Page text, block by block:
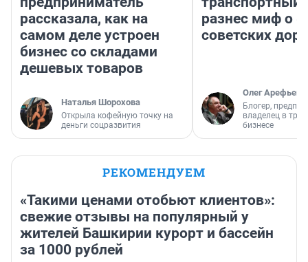
рассказала, как на
самом деле устроен
бизнес со складами
дешевых товаров
Наталья Шорохова
Открыла кофейную точку на
деньги соцразвития
разнес миф о
советских
Олег Арефьев
Блогер,
владелец в
бизнесе
РЕКОМЕНДУЕМ
«Такими ценами отобьют клиентов»:
свежие отзывы на популярный у
жителей Башкирии курорт и бассейн
за 1000 рублей